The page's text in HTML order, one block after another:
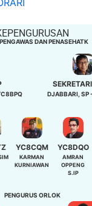
DAN PENASEHATK
DJABBARI, SP
YC8CQM
KARMAN
KURNIAWAN
YC8DQO
AMRAN
OPPENG
S.IP
PENGURUS ORLOK